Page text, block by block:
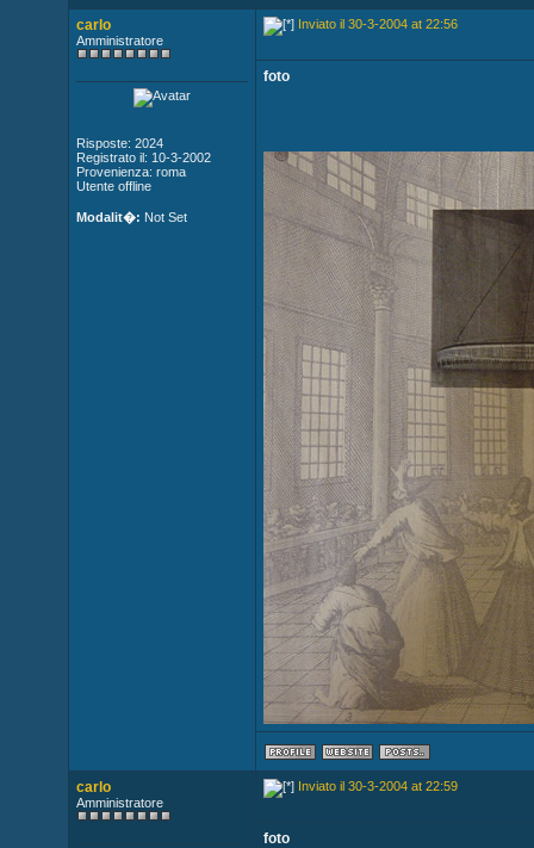
carlo
Amministratore
Risposte: 2024
Registrato il: 10-3-2002
Provenienza: roma
Utente offline
Modalit�: Not Set
Inviato il 30-3-2004 at 22:56
foto
carlo
Amministratore
Inviato il 30-3-2004 at 22:59
foto